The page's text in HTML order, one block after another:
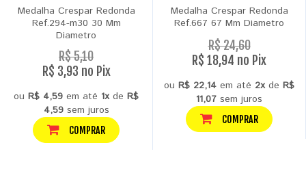
Medalha Crespar Redonda
Ref.294-m30 30 Mm
Diametro
R$ 5,10
R$ 3,93 no Pix
ou R$ 4,59 em até 1xde R$
4,59sem juros
COMPRAR
Medalha Crespar Redonda
Ref.667 67 Mm Diametro
R$ 24,60
R$ 18,94 no Pix
ou R$ 22,14 em até 2xde R$
11,07 sem juros
COMPRAR